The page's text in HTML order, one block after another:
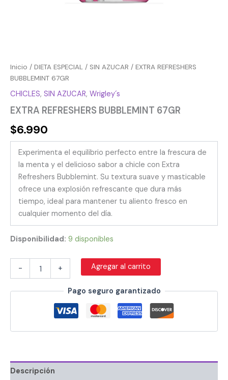
Inicio / DIETA ESPECIAL / SIN AZUCAR / EXTRA REFRESHERS
BUBBLEMINT 67GR
CHICLES, SIN AZUCAR, Wrigley´s
EXTRA REFRESHERS BUBBLEMINT 67GR
$6.990
Experimenta el equilibrio perfecto entre la frescura de
la menta y el delicioso sabor a chicle con Extra
Refreshers Bubblemint. Su textura suave y masticable
ofrece una explosión refrescante que dura más
tiempo, ideal para mantener tu aliento fresco en
cualquier momento del día.
Disponibilidad: 9 disponibles
- + Agregar al carrito
Pago seguro garantizado
Descripción